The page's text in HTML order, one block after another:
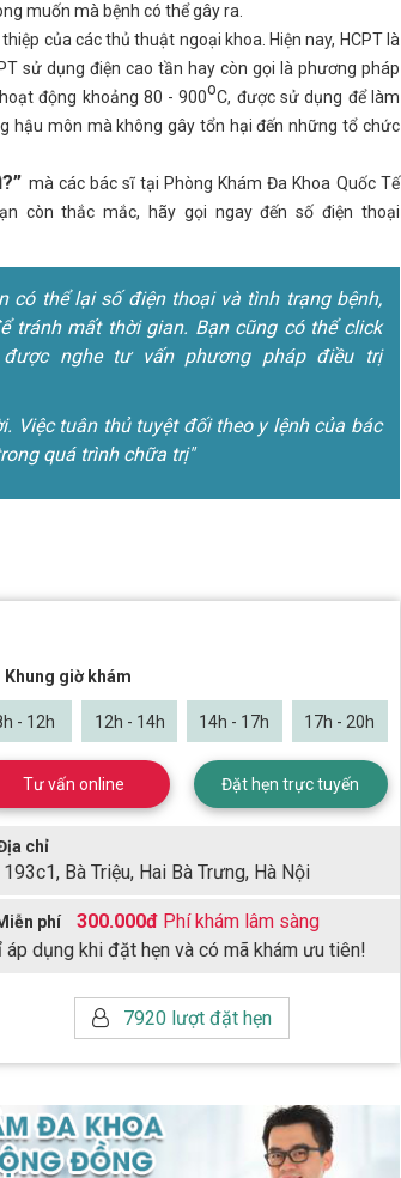
muốn mà bệnh có thể gây ra.
của các thủ thuật ngoại khoa. Hiện nay, HCPT là
sử dụng điện cao tần hay còn gọi là phương pháp
động khoảng 80 - 900oC, được sử dụng để làm
hậu môn mà không gây tổn hại đến những tổ chức
mà các bác sĩ tại Phòng Khám Đa Khoa Quốc Tế
còn thắc mắc, hãy gọi ngay đến số điện thoại
có thể lại số điện thoại và tình trạng bệnh,
tránh mất thời gian. Bạn cũng có thể click
nghe tư vấn phương pháp điều trị
Việc tuân thủ tuyệt đối theo y lệnh của bác
quá trình chữa trị"
7920 lượt đặt hẹn
Khung giờ khám
- 12h 12h - 14h 14h - 17h 17h - 20h
Tư vấn online Đặt hẹn trực tuyến
chỉ
Bà Triệu, Hai Bà Trưng, Hà Nội
phí 300.000đ Phí khám lâm sàng
áp dụng khi đặt hẹn và có mã khám ưu tiên!